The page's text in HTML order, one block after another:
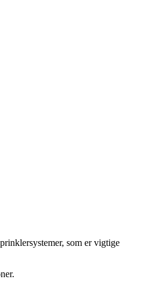
som er vigtige